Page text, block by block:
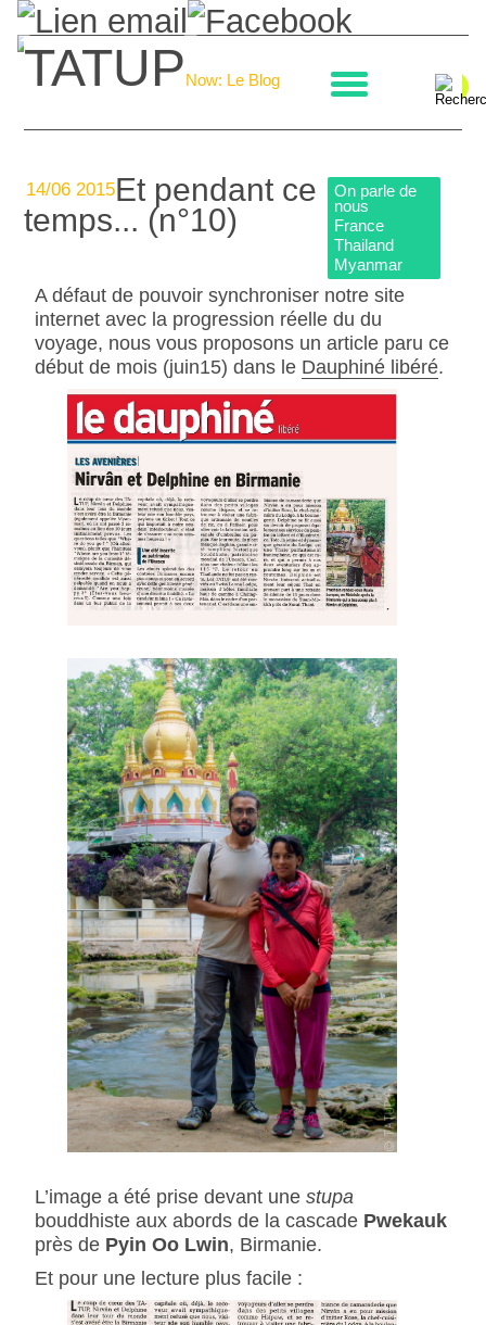
La boulangerie
TATUPNow: Le Blog
On parle de
nous
France
Thailand
Myanmar
14/06 2015Et pendant ce
temps... (n°10)
A défaut de pouvoir synchroniser notre site
internet avec la progression réelle du du
voyage, nous vous proposons un article paru ce
début de mois (juin15) dans le Dauphiné libéré.
L’image a été prise devant une stupa
bouddhiste aux abords de la cascadePwekauk
près de Pyin Oo Lwin, Birmanie.
Et pour une lecture plus facile :